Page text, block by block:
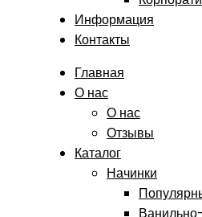
Информация
Контакты
Главная
О нас
О нас
Отзывы
Каталог
Начинки